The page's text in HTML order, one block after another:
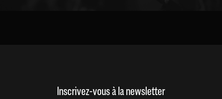
Inscrivez-vous à la newsletter